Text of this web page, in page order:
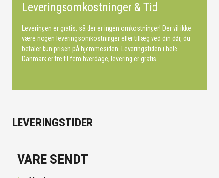
Leveringsomkostninger & Tid
Leveringen er gratis, så der er ingen omkostninger! Der vil ikke
være nogen leveringsomkostninger eller tillæg ved din dør, du
betaler kun prisen på hjemmesiden. Leveringstiden i hele
Danmark er tre til fem hverdage, levering er gratis.
LEVERINGSTIDER
VARE SENDT